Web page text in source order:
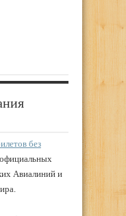
без
официальных
Авиалиний и